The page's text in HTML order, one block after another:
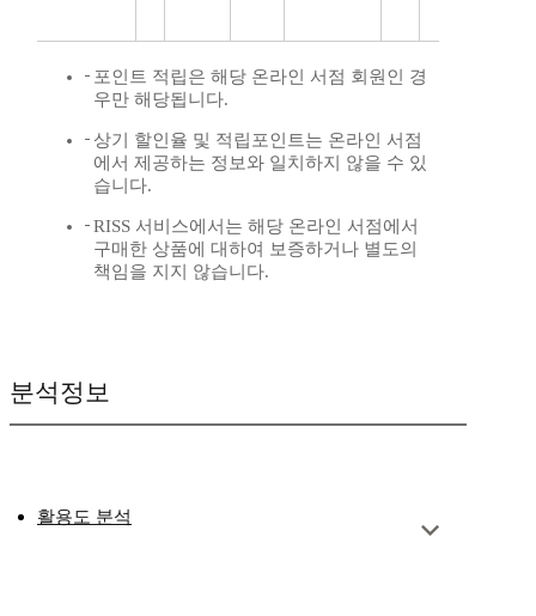
포인트 적립은 해당 온라인 서점 회원인 경
우만 해당됩니다.
상기 할인율 및 적립포인트는 온라인 서점
에서 제공하는 정보와 일치하지 않을 수 있
습니다.
RISS 서비스에서는 해당 온라인 서점에서
구매한 상품에 대하여 보증하거나 별도의
책임을 지지 않습니다.
분석정보
활용도 분석